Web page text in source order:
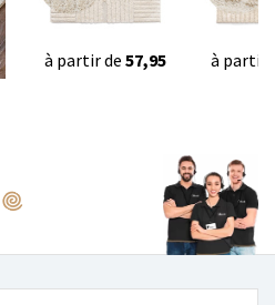
à partir de 57,95 à partir